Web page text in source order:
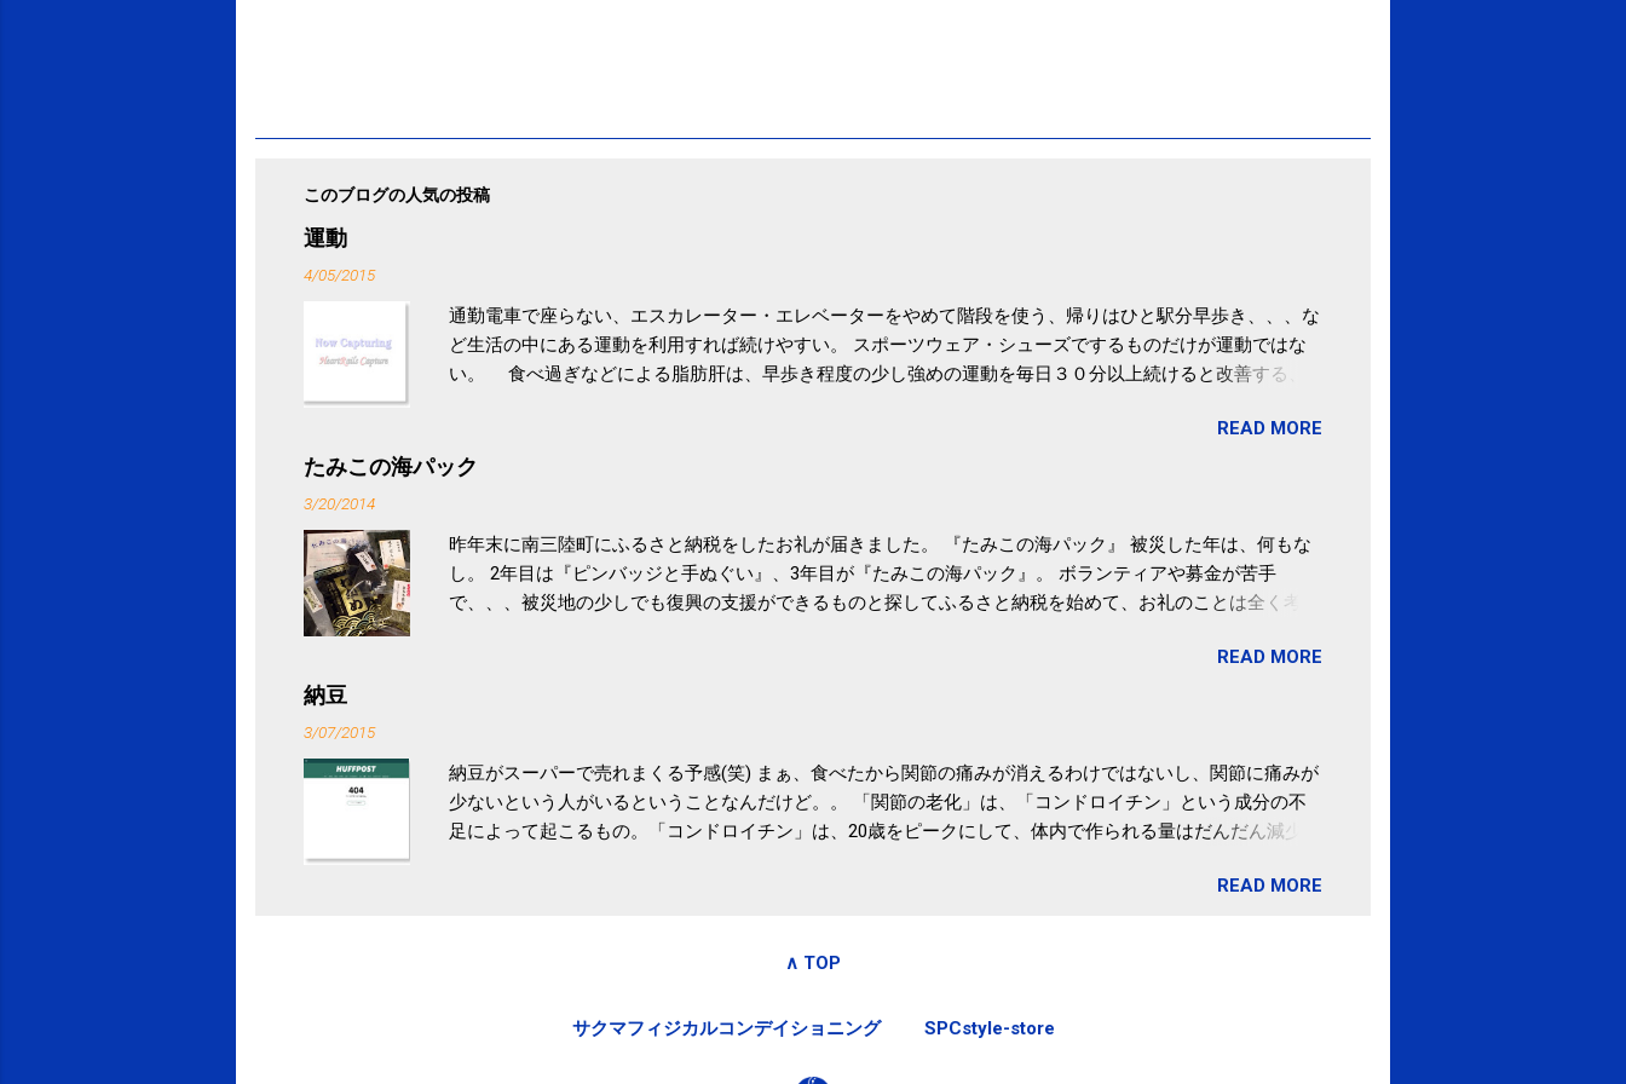
このブログの人気の投稿
運動
4/05/2015
通勤電車で座らない、エスカレーター・エレベーターをやめて階段を使う、帰りはひと駅分早歩き、、、な
ど生活の中にある運動を利用すれば続けやすい。 スポーツウェア・シューズでするものだけが運動ではな
い。 食べ過ぎなどによる脂肪肝は、早歩き程度の少し強めの運動を毎日３０分以上続けると改善する、
ル性脂肪性肝疾患。体重は減らなくても効果があるという。 正田教授は「汗ばむ程度の運動を毎日３０分
続けることが有用」としている。 脂肪肝、毎日３０分の早歩きで改善 筑波大「減量しなくても効果」 -
READ MORE
たみこの海パック
3/20/2014
昨年末に南三陸町にふるさと納税をしたお礼が届きました。 『たみこの海パック』 被災した年は、何もな
し。 2年目は『ピンバッジと手ぬぐい』、3年目が『たみこの海パック』。 ボランティアや募金が苦手
で、、、被災地の少しでも復興の支援ができるものと探してふるさと納税を始めて、お礼のことは全く考え
税になるということもあって始めたのですが、節税になるほど稼げていないのでこちらの目的は......。 総務
READ MORE
納豆
3/07/2015
納豆がスーパーで売れまくる予感(笑) まぁ、食べたから関節の痛みが消えるわけではないし、関節に痛みが
少ないという人がいるということなんだけど。。 「関節の老化」は、「コンドロイチン」という成分の不
足によって起こるもの。「コンドロイチン」は、20歳をピークにして、体内で作られる量はだんだん減少し
いためには、食生活で「コンドロイチン」を補うことが大切。そして「コンドロイチン」という成分は、納
豆」！ 1日1パックでコンドロイチン補給 | セルフドクターニュース 賞味期限は気にしたことがなかった。
味しい食べかた」は、 ・賞味期限ギリギリで食べる。 ・白い泡が全体に行き渡る程度かき混ぜる。 ・タレ
READ MORE
∧ TOP
サクマフィジカルコンデイショニング SPCstyle-store